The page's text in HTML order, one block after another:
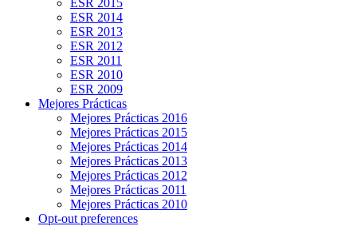
ESR 2015
ESR 2014
ESR 2013
ESR 2012
ESR 2011
ESR 2010
ESR 2009
Mejores Prácticas
Mejores Prácticas 2016
Mejores Prácticas 2015
Mejores Prácticas 2014
Mejores Prácticas 2013
Mejores Prácticas 2012
Mejores Prácticas 2011
Mejores Prácticas 2010
Opt-out preferences